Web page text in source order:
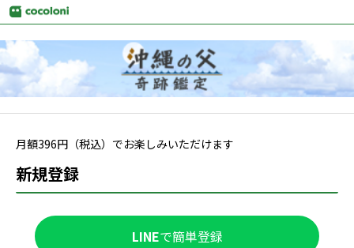
月額396円（税込）でお楽しみいただけます
新規登録
LINEで簡単登録